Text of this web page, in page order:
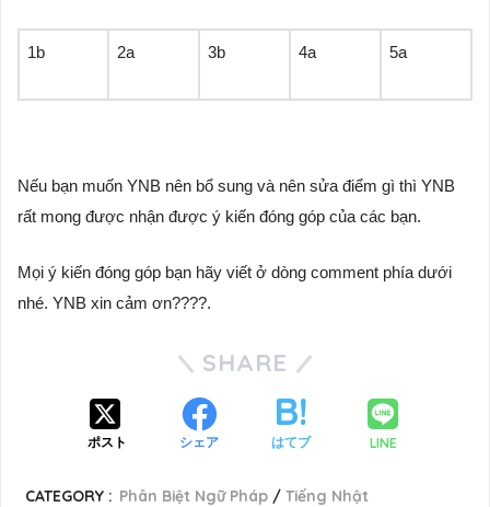
1b 2a 3b 4a 5a
Nếu bạn muốn YNB nên bổ sung và nên sửa điểm gì thì YNB
rất mong được nhận được ý kiến đóng góp của các bạn.
Mọi ý kiến đóng góp bạn hãy viết ở dòng comment phía dưới
nhé. YNB xin cảm ơn????.
SHARE
ポスト シェア はてブ LINE
CATEGORY : Phân Biệt Ngữ Pháp
Tiếng Nhật